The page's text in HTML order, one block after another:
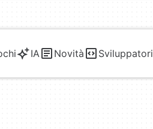
IA Novità Sviluppatori